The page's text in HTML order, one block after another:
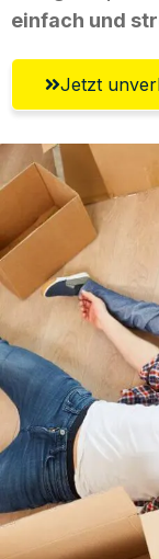
einfach und
Jetzt